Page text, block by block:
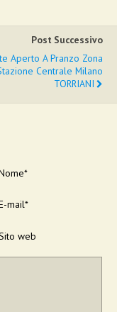
Post Successivo
Aperto A Pranzo Zona
Centrale Milano
TORRIANI
mail*
web